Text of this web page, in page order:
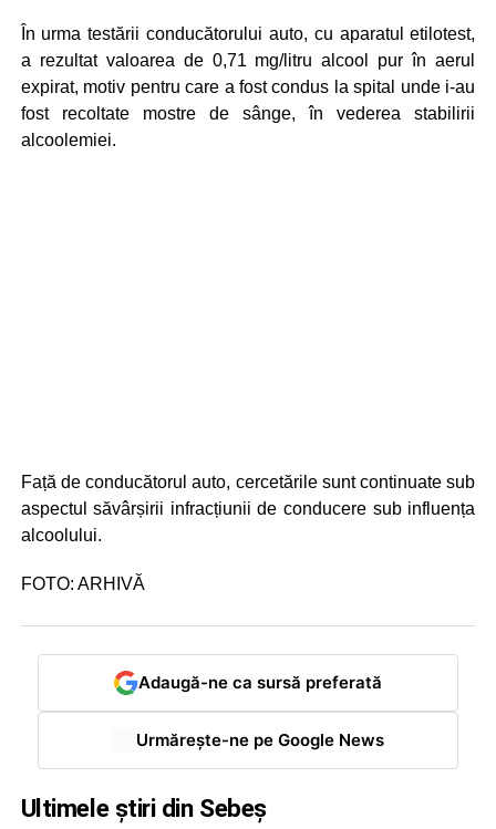
În urma testării conducătorului auto, cu aparatul etilotest,
a rezultat valoarea de 0,71 mg/litru alcool pur în aerul
expirat, motiv pentru care a fost condus la spital unde i-au
fost recoltate mostre de sânge, în vederea stabilirii
alcoolemiei.
Față de conducătorul auto, cercetările sunt continuate sub
aspectul săvârșirii infracțiunii de conducere sub influența
alcoolului.
FOTO: ARHIVĂ
Adaugă-ne ca sursă preferată
Urmărește-ne pe Google News
Ultimele știri din Sebeș